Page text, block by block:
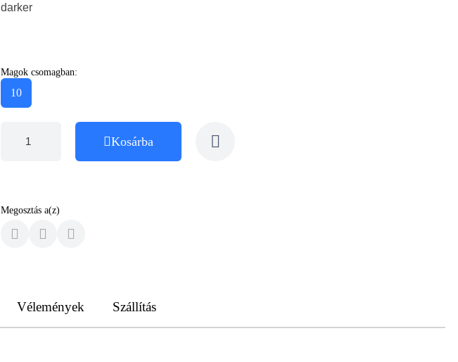
darker
Magok csomagban:
10
Kosárba
Megosztás a(z)
Vélemények Szállítás